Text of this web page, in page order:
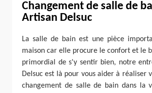
Changement de salle de
Artisan Delsuc
La salle de bain est une pièce
maison car elle procure le confort et le
primordial de s'y sentir bien, notre
Delsuc est là pour vous aider à réaliser
changement de salle de bain dans la